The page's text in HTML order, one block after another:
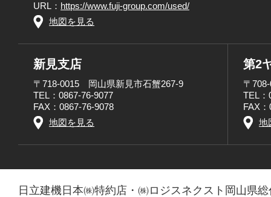
URL： https://www.fuji-group.com/used/
地図を見る
新見支店
〒718-0015 岡山県新見市石蟹267-9
TEL：0867-76-9077
FAX：0867-76-9078
地図を見る
第2
〒
TEL：
FAX
地
日立建機日本㈱特約店・㈱ロジスネクスト岡山県